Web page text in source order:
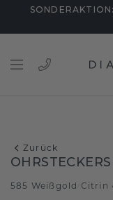
Zurück
585 Weißgold Citrin